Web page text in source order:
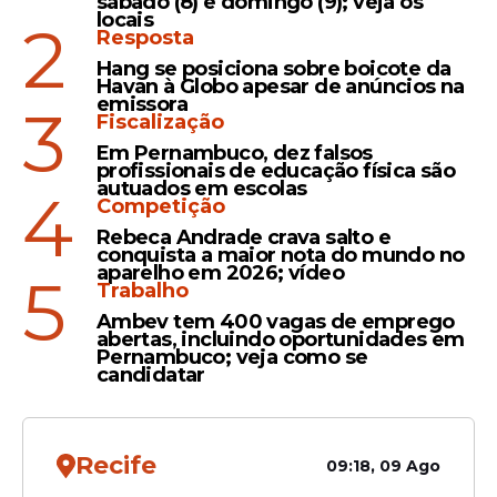
abastecimento em Olinda e
Paulista a partir de
segunda-feira (15); veja
bairros
Avanço
Prefeitura de Olinda
fortalece infraestrutura
digital e leva cobertura 5G
ao Sítio Histórico
Veja Também
locais
2
Resposta
Hang se posiciona sobre boicote da
Havan à Globo apesar de anúncios na
emissora
3
Fiscalização
Em Pernambuco, dez falsos
profissionais de educação física são
autuados em escolas
4
Competição
Rebeca Andrade crava salto e
conquista a maior nota do mundo no
aparelho em 2026; vídeo
5
Trabalho
Ambev tem 400 vagas de emprego
abertas, incluindo oportunidades em
Pernambuco; veja como se
candidatar
Recife 09:18, 09 Ago